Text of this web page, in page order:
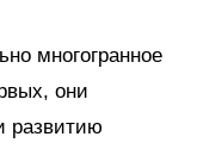
многогранное
они
развитию